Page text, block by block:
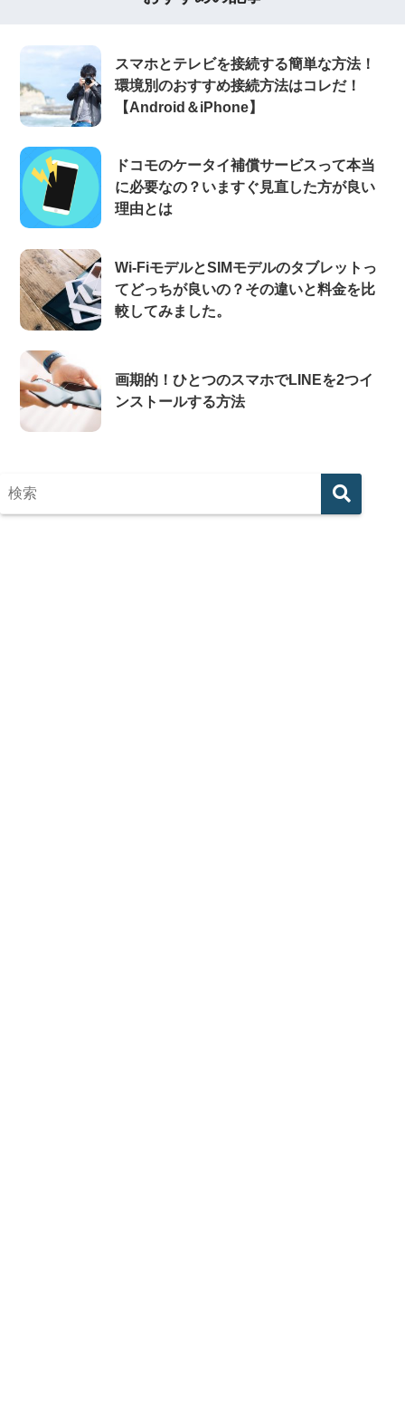
スマホとテレビを接続する簡単な方法！
環境別のおすすめ接続方法はコレだ！
【Android＆iPhone】
ドコモのケータイ補償サービスって本当
に必要なの？いますぐ見直した方が良い
理由とは
Wi-FiモデルとSIMモデルのタブレットっ
てどっちが良いの？その違いと料金を比
較してみました。
画期的！ひとつのスマホでLINEを2つイ
ンストールする方法